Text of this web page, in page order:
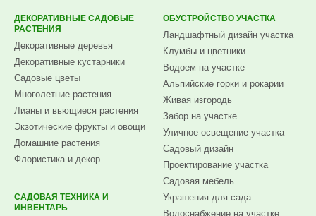
ДЕКОРАТИВНЫЕ САДОВЫЕ
РАСТЕНИЯ
Декоративные деревья
Декоративные кустарники
Садовые цветы
Многолетние растения
Лианы и вьющиеся растения
Экзотические фрукты и овощи
Домашние растения
Флористика и декор
САДОВАЯ ТЕХНИКА И
ИНВЕНТАРЬ
ОБУСТРОЙСТВО УЧАСТКА
Ландшафтный дизайн участка
Клумбы и цветники
Водоем на участке
Альпийские горки и рокарии
Живая изгородь
Забор на участке
Уличное освещение участка
Садовый дизайн
Проектирование участка
Садовая мебель
Украшения для сада
Водоснабжение на участке